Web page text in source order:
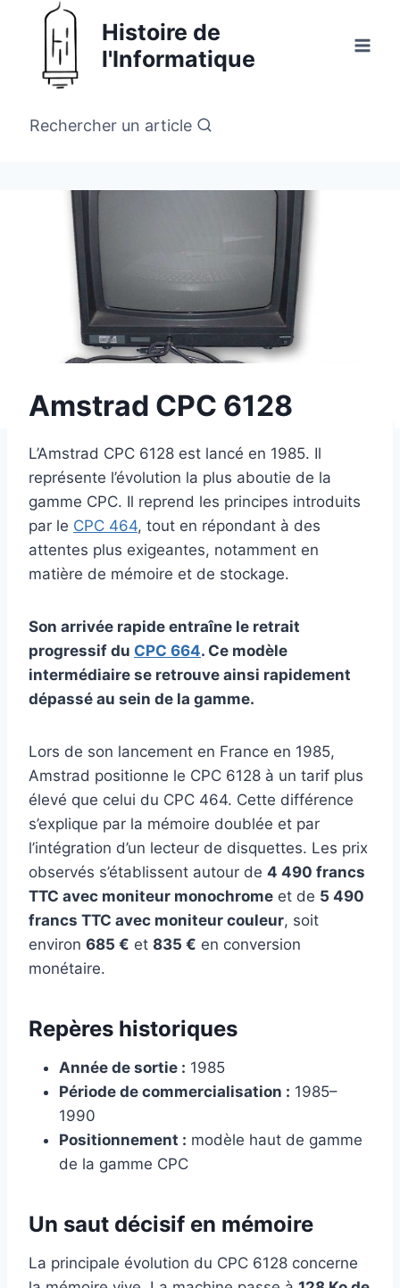
contenu
Histoire de
l'Informatique
Rechercher un article
Amstrad CPC 6128
L’Amstrad CPC 6128 est lancé en 1985. Il
représente l’évolution la plus aboutie de la
gamme CPC. Il reprend les principes introduits
par le CPC 464, tout en répondant à des
attentes plus exigeantes, notamment en
matière de mémoire et de stockage.
Son arrivée rapide entraîne le retrait
progressif du CPC 664. Ce modèle
intermédiaire se retrouve ainsi rapidement
dépassé au sein de la gamme.
Lors de son lancement en France en 1985,
Amstrad positionne le CPC 6128 à un tarif plus
élevé que celui du CPC 464. Cette différence
s’explique par la mémoire doublée et par
l’intégration d’un lecteur de disquettes. Les prix
observés s’établissent autour de 4 490 francs
TTC avec moniteur monochrome et de 5 490
francs TTC avec moniteur couleur, soit
environ 685 € et 835 € en conversion
monétaire.
Repères historiques
Année de sortie : 1985
Période de commercialisation : 1985–
1990
Positionnement : modèle haut de gamme
de la gamme CPC
Un saut décisif en mémoire
La principale évolution du CPC 6128 concerne